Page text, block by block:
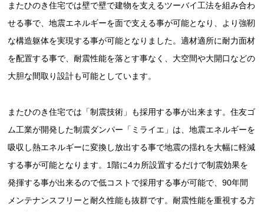
またひのき住宅では壁で壁で建物を支えるツーバイ工法を組み合わ
せる事で、地震エネルギーを面で支える事が可能となり、より強靭
な構造躯体を実現する事が可能となりました。適材適所に耐力面材
を配置する事で、耐震性能を落とす事なく、大空間や大開口などの
大胆な間取り設計も可能としています。
またひのき住宅では「制震技術」も採用する事が出来ます。住友ゴ
ム工業が開発した制震ダンパー「ミライエ」は、地震エネルギーを
吸収し熱エネルギーに変換し放出する事で地震の揺れを大幅に軽減
する事が可能となります。1階に4カ所設置するだけで制震効果を
発揮する事が出来るので低コストで採用する事が可能で、90年間
メンテナンスフリーと耐久性能も抜群です。耐震性能を重視する方